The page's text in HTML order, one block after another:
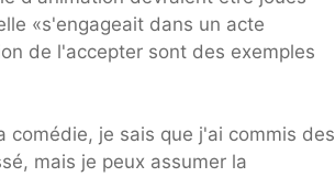
«s'engageait dans un acte
de l'accepter sont des exemples
comédie, je sais que j'ai commis des
mais je peux assumer la